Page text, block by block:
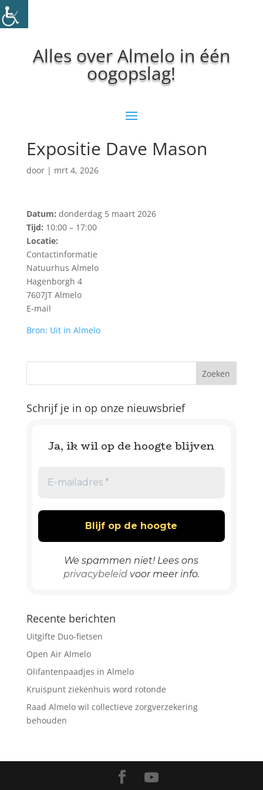
Alles over Almelo in één
oogopslag!
Expositie Dave Mason
door | mrt 4, 2026
Datum: donderdag 5 maart 2026
Tijd: 10:00 – 17:00
Locatie:
Contactinformatie
Natuurhus Almelo
Hagenborgh 4
7607JT Almelo
E-mail
Bron: Uit in Almelo
Schrijf je in op onze nieuwsbrief
Ja, ik wil op de hoogte blijven
We spammen niet! Lees ons
privacybeleidvoor meer info.
Recente berichten
Uitgifte Duo-fietsen
Open Air Almelo
Olifantenpaadjes in Almelo
Kruispunt ziekenhuis word rotonde
Raad Almelo wil collectieve zorgverzekering
behouden